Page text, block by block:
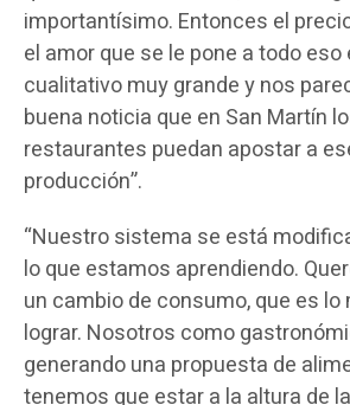
importantísimo. Entonces el
el amor que se le pone a todo
cualitativo muy grande y nos
buena noticia que en San Martín
restaurantes puedan apostar a
producción”.
“Nuestro sistema se está
lo que estamos aprendiendo.
un cambio de consumo, que es
lograr. Nosotros como
generando una propuesta de
tenemos que estar a la altura de